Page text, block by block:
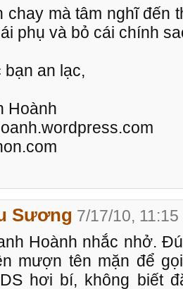
chay mà tâm nghĩ đến
phụ và bỏ cái chính
bạn an lạc,
Hoành
Sương 7/17/10, 11:15
Hoành nhắc nhở.
mượn tên mặn để
hơi bí, không biết